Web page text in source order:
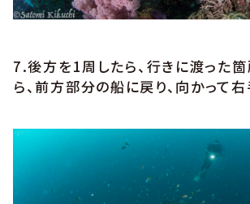
7.後方を1周したら、行きに渡った
ら、前方部分の船に戻り、向かって